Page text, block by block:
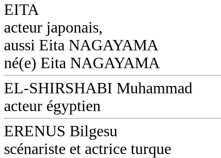
EITA
acteur japonais,
aussi Eita NAGAYAMA
né(e) Eita NAGAYAMA
EL-SHIRSHABI Muhammad
acteur égyptien
ERENUS Bilgesu
scénariste et actrice turque